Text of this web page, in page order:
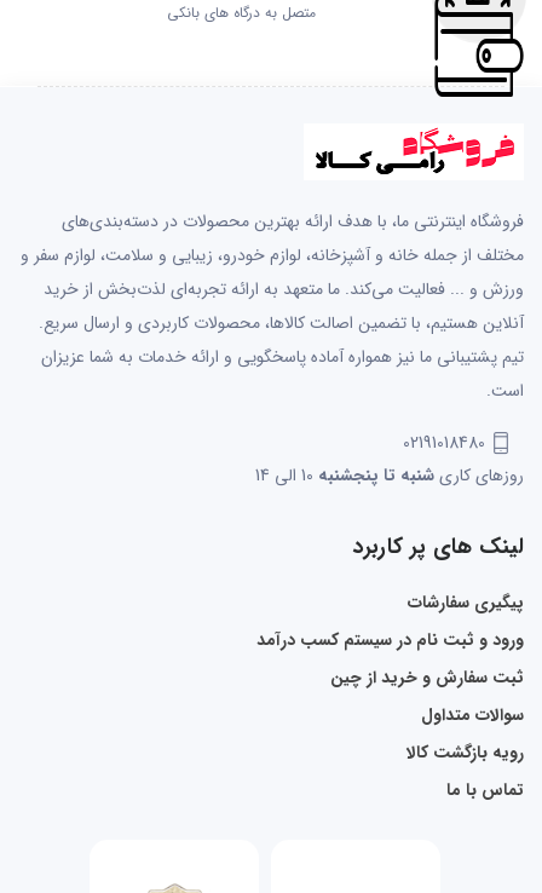
متصل به درگاه های بانکی
فروشگاه اینترنتی ما، با هدف ارائه بهترین محصولات در دسته‌بندی‌های
مختلف از جمله خانه و آشپزخانه، لوازم خودرو، زیبایی و سلامت، لوازم سفر و
ورزش و ... فعالیت می‌کند. ما متعهد به ارائه تجربه‌ای لذت‌بخش از خرید
آنلاین هستیم، با تضمین اصالت کالاها، محصولات کاربردی و ارسال سریع.
تیم پشتیبانی ما نیز همواره آماده پاسخگویی و ارائه خدمات به شما عزیزان
است.
02191018480
روزهای کاریشنبه تا پنجشنبه
لینک های پر کاربرد
پیگیری سفارشات
ورود و ثبت نام در سیستم کسب درآمد
ثبت سفارش و خرید از چین
سوالات متداول
رویه بازگشت کالا
تماس با ما